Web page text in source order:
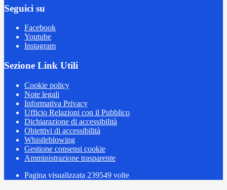
Seguici su
Facebook
Youtube
Instagram
Sezione Link Utili
Cookie policy
Note legali
Informativa Privacy
Ufficio Relazioni con il Pubblico
Dichiarazione di accessibilità
Obiettivi di accessibilità
Whistleblowing
Gestione consensi cookie
Amministrazione trasparente
Pagina visualizzata 239549 volte